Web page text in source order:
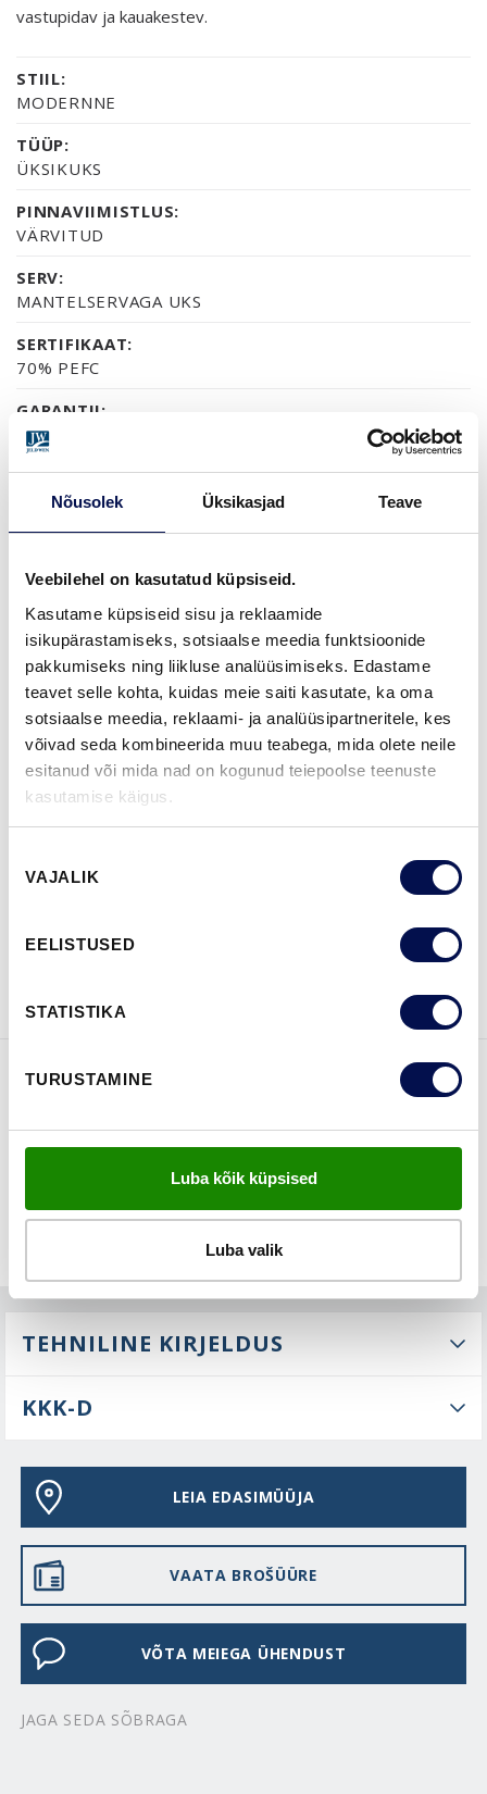
Nõusolek Üksikasjad Teave
Veebilehel on kasutatud küpsiseid.
Kasutame küpsiseid sisu ja reklaamide
isikupärastamiseks, sotsiaalse meedia funktsioonide
pakkumiseks ning liikluse analüüsimiseks. Edastame
teavet selle kohta, kuidas meie saiti kasutate, ka oma
sotsiaalse meedia, reklaami- ja analüüsipartneritele, kes
võivad seda kombineerida muu teabega, mida olete neile
esitanud või mida nad on kogunud teiepoolse teenuste
kasutamise käigus.
valik
VAJALIK
EELISTUSED
STATISTIKA
TURUSTAMINE
Luba kõik küpsised
Luba valik
vastupidav ja kauakestev.
STIIL:
MODERNNE
TÜÜP:
ÜKSIKUKS
PINNAVIIMISTLUS:
VÄRVITUD
SERV:
MANTELSERVAGA UKS
SERTIFIKAAT:
70% PEFC
GARANTII:
2-AASTANE TOOTEGARANTII
VIIMISTLUS (6)
ROHKEM
MÕÕDUD
VAATA
Võta meiega
TEHNILINE KIRJELDUS
KKK-D
LEIA EDASIMÜÜJA
VAATA BROŠÜÜRE
VÕTA MEIEGA ÜHENDUST
JAGA SEDA SÕBRAGA